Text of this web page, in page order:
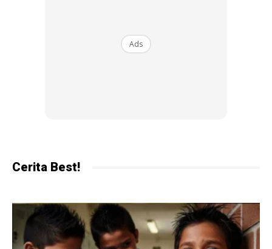
Tiga beranak itu dilihat cukup bahagia dapat bercuti dan
Ads
Cerita Best!